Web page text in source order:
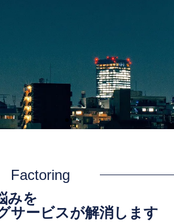
Factoring
みを
サービスが解消します